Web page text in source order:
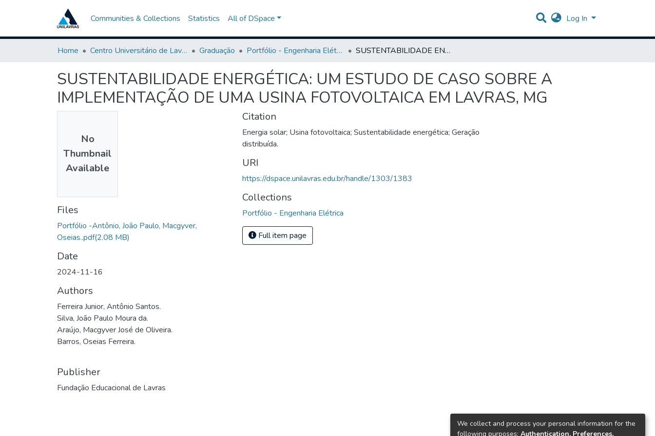
Communities & Collections Statistics All of DSpace Log In
Home Centro Universitário de Lavras-UNILAVRAS Graduação Portfólio - Engenharia Elétrica SUSTENTABILIDADE ENERGÉTICA: UM ESTUDO DE CASO SOBRE A IMPLEMENTAÇÃO DE UMA USINA FOTOVOLTAICA EM LAVRAS, MG
SUSTENTABILIDADE ENERGÉTICA: UM ESTUDO DE CASO SOBRE A
IMPLEMENTAÇÃO DE UMA USINA FOTOVOLTAICA EM LAVRAS, MG
No
Thumbnail
Available
Files
Portfólio -Antônio, João Paulo, Macgyver,
Oseias..pdf(2.08 MB)
Date
2024-11-16
Authors
Ferreira Junior, Antônio Santos.
Silva, João Paulo Moura da.
Araújo, Macgyver José de Oliveira.
Barros, Oseias Ferreira.
Publisher
Fundação Educacional de Lavras
Citation
Energia solar; Usina fotovoltaica; Sustentabilidade energética; Geração
distribuída.
URI
https://dspace.unilavras.edu.br/handle/1303/1383
Collections
Portfólio - Engenharia Elétrica
Full item page
We collect and process your personal information for the
following purposes: Authentication, Preferences,